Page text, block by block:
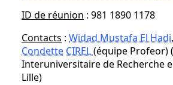
ID de réunion : 981 1890 1178
Contacts : Widad Mustafa El Hadi,
Condette CIREL(équipe Profeor)
Interuniversitaire de Recherche
Lille)